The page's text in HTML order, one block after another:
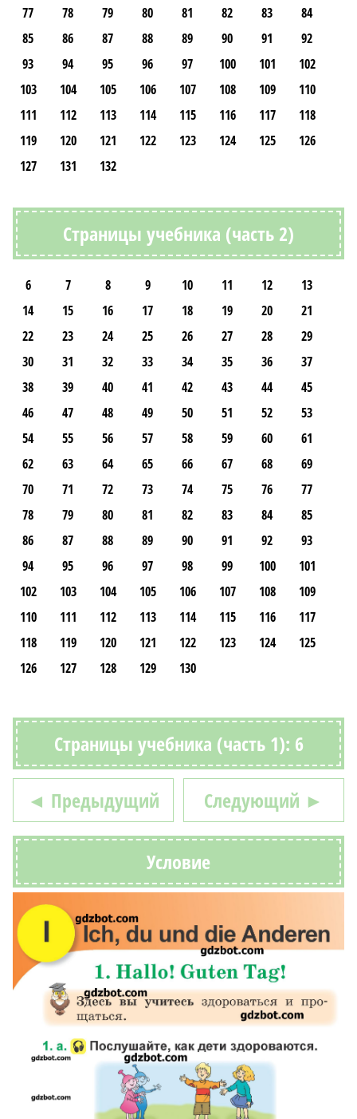
77 78 79 80 81 82 83
84
85
86 87 88 89 90 91
92
93
94 95 96 97 100 101
102
103
104 105 106 107 108 109
110
111
112 113 114 115 116 117
118
119
120 121 122 123 124 125
126
127
131 132
Страницы учебника (часть 2)
6 7 8 9 10 11 12
13
14
15 16 17 18 19 20
21
22
23 24 25 26 27 28
29
30
31 32 33 34 35 36
37
38
39 40 41 42 43 44
45
46
47 48 49 50 51 52
53
54
55 56 57 58 59 60
61
62
63 64 65 66 67 68
69
70
71 72 73 74 75 76
77
78
79 80 81 82 83 84
85
86
87 88 89 90 91 92
93
94
95 96 97 98 99 100
101
102
103 104 105 106 107 108
109
110
111 112 113 114 115 116
117
118
119 120 121 122 123 124
125
126
127 128 129 130
Страницы учебника (часть 1): 6
◄ Предыдущий Следующий ►
Условие